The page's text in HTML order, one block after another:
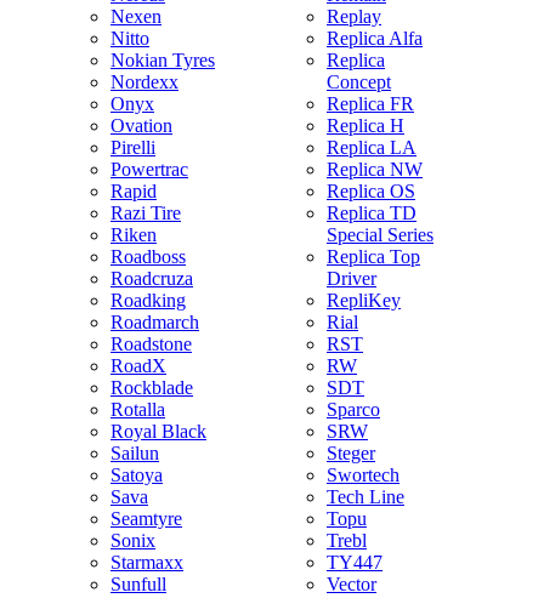
Nexen
Nitto
Nokian Tyres
Nordexx
Onyx
Ovation
Pirelli
Powertrac
Rapid
Razi Tire
Riken
Roadboss
Roadcruza
Roadking
Roadmarch
Roadstone
RoadX
Rockblade
Rotalla
Royal Black
Sailun
Satoya
Sava
Seamtyre
Sonix
Starmaxx
Sunfull
Replay
Replica Alfa
Replica
Concept
Replica FR
Replica H
Replica LA
Replica NW
Replica OS
Replica TD
Special Series
Replica Top
Driver
RepliKey
Rial
RST
RW
SDT
Sparco
SRW
Steger
Swortech
Tech Line
Topu
Trebl
TY447
Vector